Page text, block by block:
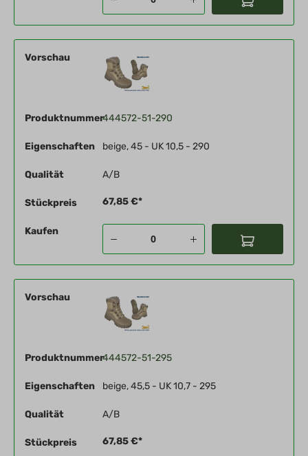
Vorschau
Produktnummer444572-51-290
Eigenschaften beige, 45 - UK 10,5 - 290
Qualität A/B
Stückpreis 67,85 €*
Kaufen
Vorschau
Produktnummer444572-51-295
Eigenschaften beige, 45,5 - UK 10,7 - 295
Qualität A/B
Stückpreis 67,85 €*